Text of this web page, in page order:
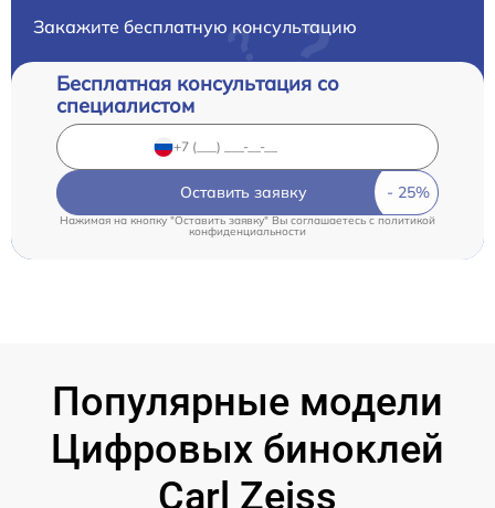
Закажите бесплатную консультацию
Бесплатная консультация со
специалистом
Оставить заявку
Нажимая на кнопку "Оставить заявку" Вы соглашаетесь cполитикой
конфиденциальности
Популярные модели
Цифровых биноклей
Carl Zeiss